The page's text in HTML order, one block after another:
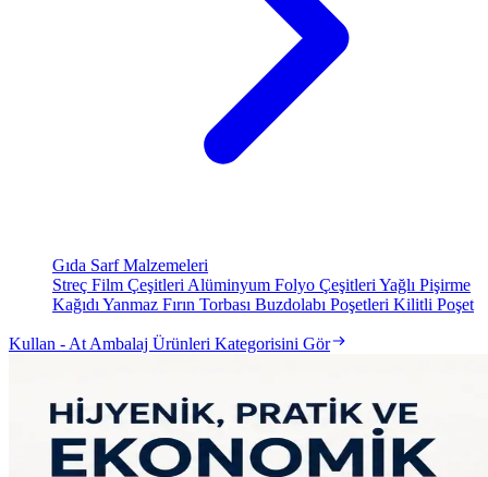
Gıda Sarf Malzemeleri
Streç Film Çeşitleri Alüminyum Folyo Çeşitleri Yağlı Pişirme
Kağıdı Yanmaz Fırın Torbası Buzdolabı Poşetleri Kilitli Poşet
Kullan - At Ambalaj Ürünleri Kategorisini Gör